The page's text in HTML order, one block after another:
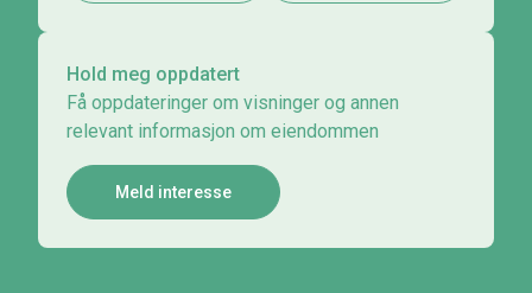
Hold meg oppdatert
Få oppdateringer om visninger og annen
relevant informasjon om eiendommen
Meld interesse